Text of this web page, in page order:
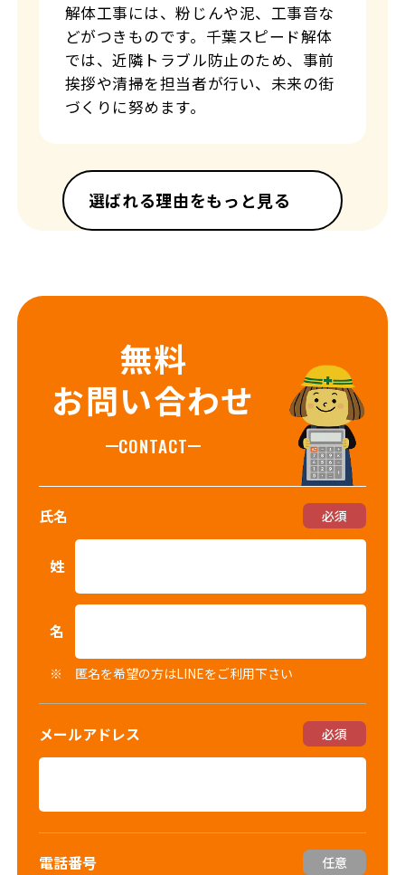
解体工事には、粉じんや泥、工事音な
どがつきものです。千葉スピード解体
では、近隣トラブル防止のため、事前
挨拶や清掃を担当者が行い、未来の街
づくりに努めます。
選ばれる理由をもっと見る
無料
お問い合わせ
CONTACT
氏名 必須
姓
名
※ 匿名を希望の方はLINEをご利用下さい
メールアドレス 必須
電話番号 任意